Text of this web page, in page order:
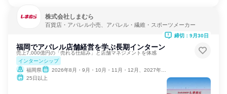
株式会社しまむら
百貨店・アパレル小売、アパレル・繊維・スポーツメーカー
福岡でアパレル店舗経営を学ぶ長期インターン
売上7,000億円の「売れる仕組み」と店舗マネジメントを体感
インターンシップ
福岡県
2026年8月・9月・10月・11月・12月、2027年1月
25日以上
締切：9月30日